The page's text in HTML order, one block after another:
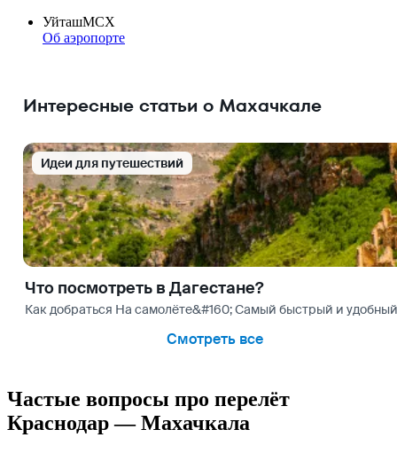
УйташMCX
Об аэропорте
Интересные статьи о Махачкале
Идеи для путешествий
Что посмотреть в Дагестане?
Как добраться На самолёте&#160; Самый быстрый и
Смотреть все
Частые вопросы про перелёт
Краснодар — Махачкала